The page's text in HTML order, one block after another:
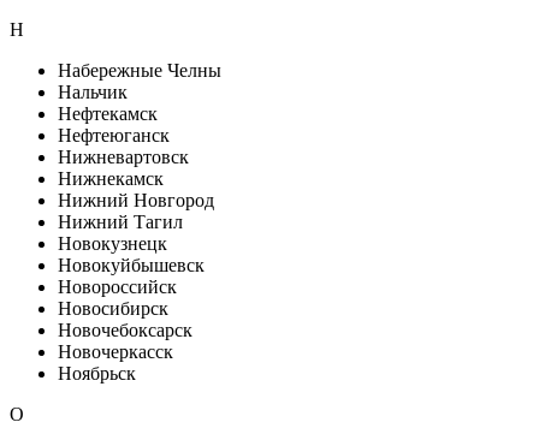
Н
Набережные Челны
Нальчик
Нефтекамск
Нефтеюганск
Нижневартовск
Нижнекамск
Нижний Новгород
Нижний Тагил
Новокузнецк
Новокуйбышевск
Новороссийск
Новосибирск
Новочебоксарск
Новочеркасск
Ноябрьск
О